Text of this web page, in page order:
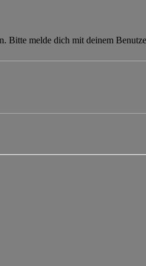
melde dich mit deinem